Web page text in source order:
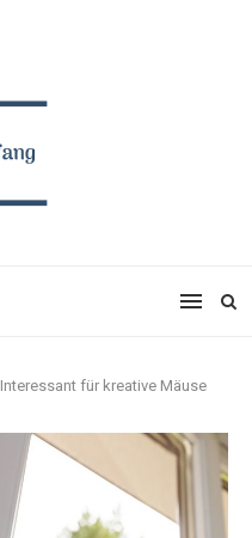
Interessant für kreative Mäuse